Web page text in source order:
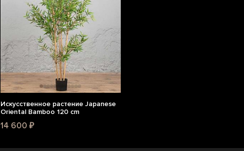
Искусственное растение Japanese
Oriental Bamboo 120 cm
14 600 ₽